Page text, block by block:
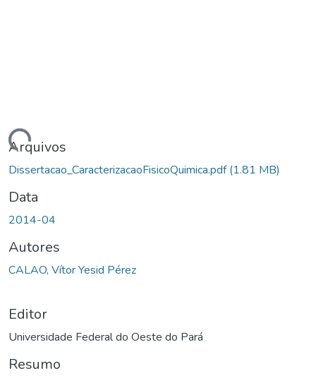
Arquivos
Dissertacao_CaracterizacaoFisicoQuimica.pdf(1.81 MB)
Data
2014-04
Autores
CALAO, Vítor Yesid Pérez
Editor
Universidade Federal do Oeste do Pará
Resumo